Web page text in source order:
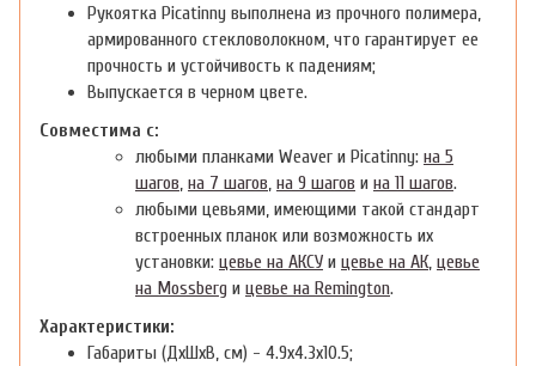
Рукоятка Picatinny выполнена из прочного полимера,
армированного стекловолокном, что гарантирует ее
прочность и устойчивость к падениям;
Выпускается в черном цвете.
Совместима с:
любыми планками Weaver и Picatinny: на 5
шагов на 7 шагов на 9 шагов и на 11 шагов.
любыми цевьями, имеющими такой стандарт
встроенных планок или возможность их
установки: цевье на АКСУ и цевье на АК, цевье
на Mossberg и цевье на Remington.
Характеристики:
Габариты (ДхШхВ, см) - 4.9х4.3х10.5;